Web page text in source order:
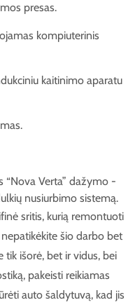
presas.
kompiuterinis
kaitinimo aparatu
“Nova Verta” dažymo -
nusiurbimo sistemą.
sritis, kurią remontuoti
šio darbo bet
išorė, bet ir vidus, bei
pakeisti reikiamas
auto šaldytuvą, kad jis